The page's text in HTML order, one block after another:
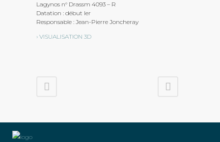
Lagynos n° Drassm 4093 – R
Datation : début Ier
Responsable : Jean-Pierre Joncheray
› VISUALISATION 3D